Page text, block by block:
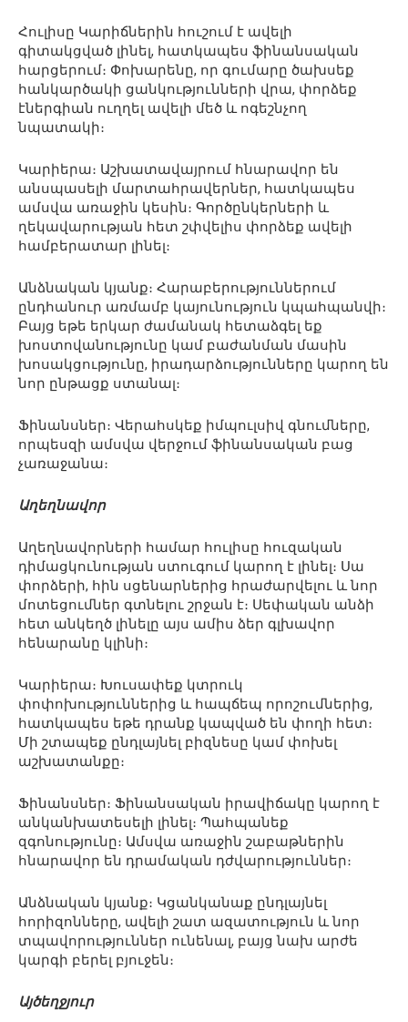
Հուլիսը Կարիճներին հուշում է ավելի
գիտակցված լինել, հատկապես ֆինանսական
հարցերում։ Փոխարենը, որ գումարը ծախսեք
հանկարծակի ցանկությունների վրա, փորձեք
էներգիան ուղղել ավելի մեծ և ոգեշնչող
նպատակի։
Կարիերա։ Աշխատավայրում հնարավոր են
անսպասելի մարտահրավերներ, հատկապես
ամսվա առաջին կեսին։ Գործընկերների և
ղեկավարության հետ շփվելիս փորձեք ավելի
համբերատար լինել։
Անձնական կյանք։ Հարաբերություններում
ընդհանուր առմամբ կայունություն կպահպանվի։
Բայց եթե երկար ժամանակ հետաձգել եք
խոստովանությունը կամ բաժանման մասին
խոսակցությունը, իրադարձությունները կարող են
նոր ընթացք ստանալ։
Ֆինանսներ։ Վերահսկեք իմպուլսիվ գնումները,
որպեսզի ամսվա վերջում ֆինանսական բաց
չառաջանա։
Աղեղնավոր
Աղեղնավորների համար հուլիսը հուզական
դիմացկունության ստուգում կարող է լինել։ Սա
փորձերի, հին սցենարներից հրաժարվելու և նոր
մոտեցումներ գտնելու շրջան է։ Սեփական անձի
հետ անկեղծ լինելը այս ամիս ձեր գլխավոր
հենարանը կլինի։
Կարիերա։ Խուսափեք կտրուկ
փոփոխություններից և հապճեպ որոշումներից,
հատկապես եթե դրանք կապված են փողի հետ։
Մի շտապեք ընդլայնել բիզնեսը կամ փոխել
աշխատանքը։
Ֆինանսներ։ Ֆինանսական իրավիճակը կարող է
անկանխատեսելի լինել։ Պահպանեք
զգոնությունը։ Ամսվա առաջին շաբաթներին
հնարավոր են դրամական դժվարություններ։
Անձնական կյանք։ Կցանկանաք ընդլայնել
հորիզոնները, ավելի շատ ազատություն և նոր
տպավորություններ ունենալ, բայց նախ արժե
կարգի բերել բյուջեն։
Այծեղջյուր